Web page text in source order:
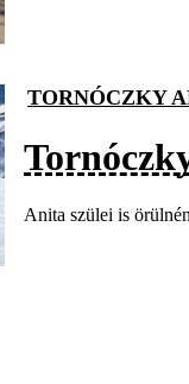
TORNÓCZKY
Anita szülei is